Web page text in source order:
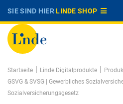
SIE SIND HIERLINDE SHOP
Startseite | Linde Digitalprodukte |
GSVG & SVSG | Gewerbliches
Sozialversicherungsgesetz